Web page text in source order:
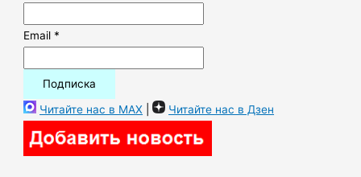
Email *
Читайте нас в MAX | Читайте нас в Дзен